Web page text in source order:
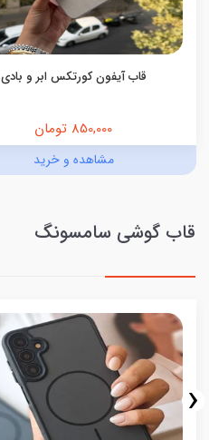
قاب آیفون کورتکس ابر و بادی
850,000 تومان
مشاهده و خرید
قاب گوشی سامسونگ
‹